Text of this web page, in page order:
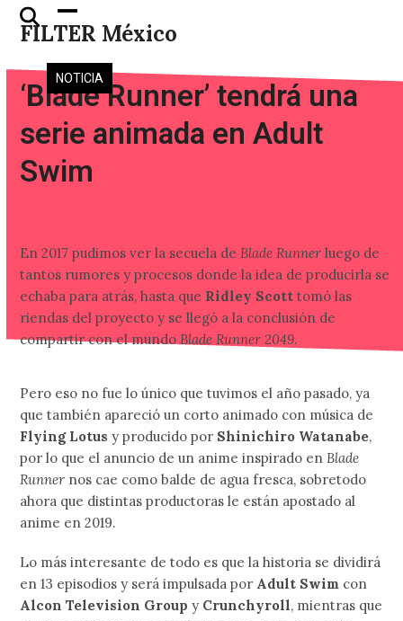
Skip
FILTER México
Open
mobile
menu
Close
mobile
menu
NOTICIA
‘Blade Runner’ tendrá una
serie animada en Adult
Swim
En 2017 pudimos ver la secuela deBlade Runner luego de
tantos rumores y procesos donde la idea de producirla se
echaba para atrás, hasta que Ridley Scott tomó las
riendas del proyecto y se llegó a la conclusión de
compartir con el mundoBlade Runner 2049.
Pero eso no fue lo único que tuvimos el año pasado, ya
que también apareció un corto animado con música de
Flying Lotus y producido por Shinichiro Watanabe,
por lo que el anuncio de un anime inspirado en Blade
Runner nos cae como balde de agua fresca, sobretodo
ahora que distintas productoras le están apostado al
anime en 2019.
Lo más interesante de todo es que la historia se dividirá
en 13 episodios y será impulsada por Adult Swim con
Alcon Television Group y Crunchyroll, mientras que